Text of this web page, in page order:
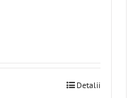
Detalii